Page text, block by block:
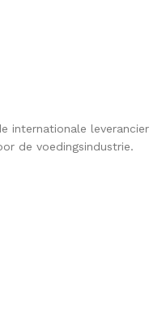
internationale leverancier
de voedingsindustrie.